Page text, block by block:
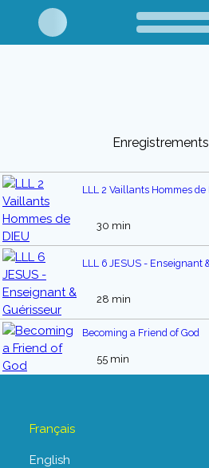
LLL 2 Vaillants Hommes de
30 min
LLL 6 JESUS - Enseignant
28 min
Becoming a Friend of God
55 min
Français
English